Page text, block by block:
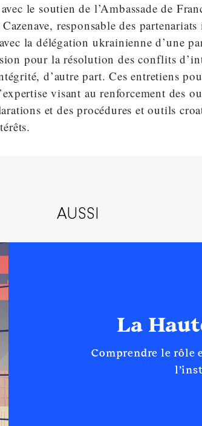
le soutien de l’Ambassade de
responsable des
la délégation ukrainienne d’une
pour la résolution des conflits
d’autre part. Ces entretiens
visant au renforcement des
et des procédures et outils
AUSSI
La
Comprendre le rôle